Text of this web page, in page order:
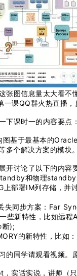
张图信息量太大看
一课QQ群火热直播，
下课时一的内容要点：
基于最基本的
个解决方案的模块
开讨论了以下的内容
和物理standby
上部署IM列存储，
失同步方案：Far
些新特性，比如远
断);
的新特性，比如
的同学请观看视频。
实话实说，讲师（